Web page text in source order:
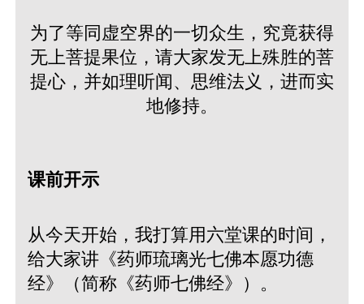
为了等同虚空界的一切众生，究竟获得
无上菩提果位，请大家发无上殊胜的菩
提心，并如理听闻、思维法义，进而实
地修持。
课前开示
从今天开始，我打算用六堂课的时间，
给大家讲《药师琉璃光七佛本愿功德
经》（简称《药师七佛经》）。